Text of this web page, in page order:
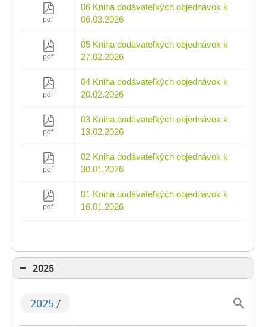
pdf
06 Kniha dodávateľkých objednávok k
06.03.2026
pdf
05 Kniha dodávateľkých objednávok k
27.02.2026
pdf
04 Kniha dodávateľkých objednávok k
20.02.2026
pdf
03 Kniha dodávateľkých objednávok k
13.02.2026
pdf
02 Kniha dodávateľkých objednávok k
30.01.2026
pdf
01 Kniha dodávateľkých objednávok k
16.01.2026
2025
2025/